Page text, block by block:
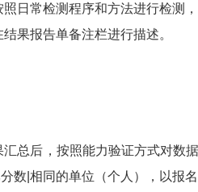
日常检测程序和方法进行检测
果报告单备注栏进行描述。
总后，按照能力验证方式对数
数|相同的单位（个人），以报